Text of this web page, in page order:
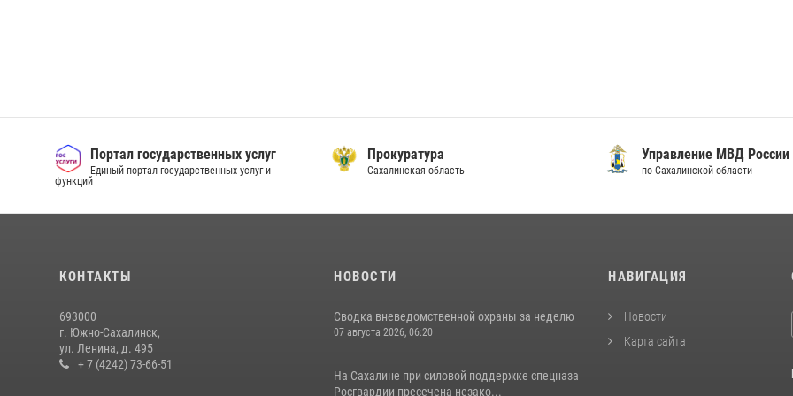
Портал государственных услуг
Единый портал государственных услуг и
функций
Прокуратура
Сахалинская область
Управление МВД России
по Сахалинской области
КОНТАКТЫ
693000
г. Южно-Сахалинск,
ул. Ленина, д. 495
+ 7 (4242) 73-66-51
НОВОСТИ
Сводка вневедомственной охраны за неделю
07 августа 2026, 06:20
На Сахалине при силовой поддержке спецназа
Росгвардии пресечена незако...
НАВИГАЦИЯ
Новости
Карта сайта